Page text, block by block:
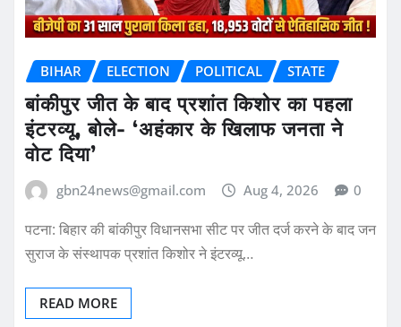
BIHAR ELECTION POLITICAL STATE
बांकीपुर जीत के बाद प्रशांत किशोर का पहला
इंटरव्यू, बोले- ‘अहंकार के खिलाफ जनता ने
वोट दिया’
gbn24news@gmail.com Aug 4, 2026 0
पटना: बिहार की बांकीपुर विधानसभा सीट पर जीत दर्ज करने के बाद जन
सुराज के संस्थापक प्रशांत किशोर ने इंटरव्यू…
READ MORE